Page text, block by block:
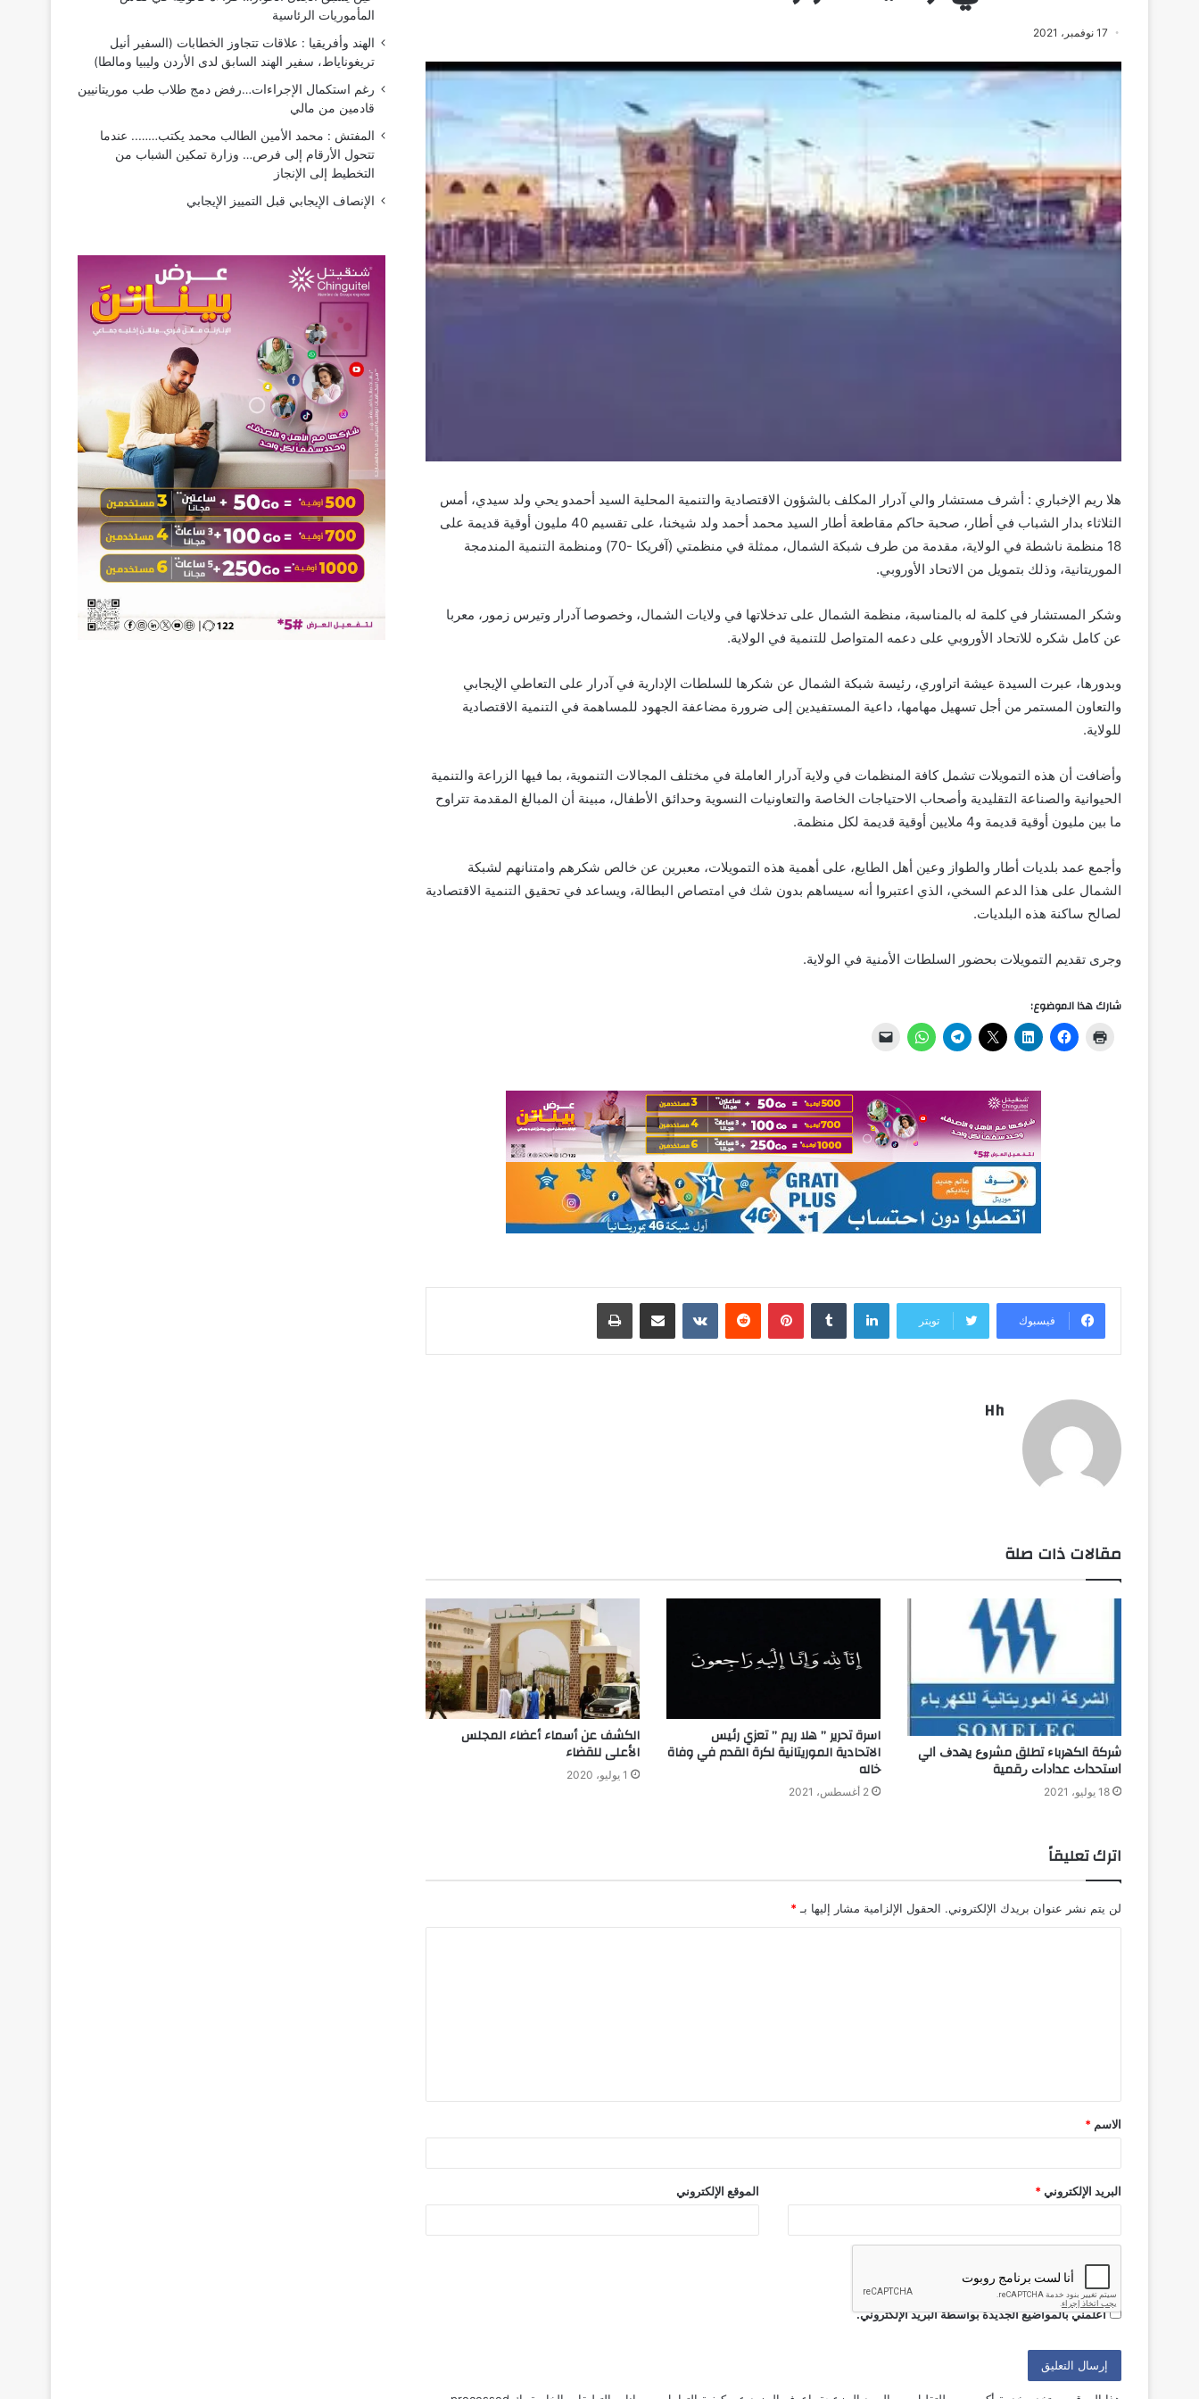
17 نوفمبر، 2021
هلا ريم الإخباري : أشرف مستشار والي آدرار المكلف بالشؤون الاقتصادية والتنمية المحلية السيد أحمدو يحي ولد سيدي، أمس
الثلاثاء بدار الشباب في أطار، صحبة حاكم مقاطعة أطار السيد محمد أحمد ولد شيخنا، على تقسيم 40 مليون أوقية قديمة على
18 منظمة ناشطة في الولاية، مقدمة من طرف شبكة الشمال، ممثلة في منظمتي (آفريكا -70) ومنظمة التنمية المندمجة
الموريتانية، وذلك بتمويل من الاتحاد الأوروبي.
وشكر المستشار في كلمة له بالمناسبة، منظمة الشمال على تدخلاتها في ولايات الشمال، وخصوصا آدرار وتيرس زمور، معربا
عن كامل شكره للاتحاد الأوروبي على دعمه المتواصل للتنمية في الولاية.
وبدورها، عبرت السيدة عيشة اتراوري، رئيسة شبكة الشمال عن شكرها للسلطات الإدارية في آدرار على التعاطي الإيجابي
والتعاون المستمر من أجل تسهيل مهامها، داعية المستفيدين إلى ضرورة مضاعفة الجهود للمساهمة في التنمية الاقتصادية
للولاية.
وأضافت أن هذه التمويلات تشمل كافة المنظمات في ولاية آدرار العاملة في مختلف المجالات التنموية، بما فيها الزراعة والتنمية
الحيوانية والصناعة التقليدية وأصحاب الاحتياجات الخاصة والتعاونيات النسوية وحدائق الأطفال، مبينة أن المبالغ المقدمة تتراوح
ما بين مليون أوقية قديمة و4 ملايين أوقية قديمة لكل منظمة.
وأجمع عمد بلديات أطار والطواز وعين أهل الطايع، على أهمية هذه التمويلات، معبرين عن خالص شكرهم وامتنانهم لشبكة
الشمال على هذا الدعم السخي، الذي اعتبروا أنه سيساهم بدون شك في امتصاص البطالة، ويساعد في تحقيق التنمية الاقتصادية
لصالح ساكنة هذه البلديات.
وجرى تقديم التمويلات بحضور السلطات الأمنية في الولاية.
شارك هذا الموضوع:
فيسبوك تويتر
لينكدإن بينتيريست مشاركة عبر البريد طباعة
Hh
مقالات ذات صلة
ﺷﺮﻛﺔ ﺍﻟﻜﻬﺮﺑﺎﺀ ﺗﻄﻠﻖ ﻣﺸﺮﻭﻉ ﻳﻬﺪﻑ ﺍﻟﻲ
ﺍﺳﺘﺤﺪﺍﺙ ﻋﺪﺍﺩﺍﺕ ﺭﻗﻤﻴﺔ
18 يوليو، 2021
اسرة تحرير ” هلا ريم ” تعزي رئيس
الاتحادية الموريتانية لكرة القدم في وفاة
خاله
2 أغسطس، 2021
الكشف عن أسماء أعضاء المجلس
الأعلى للقضاء
1 يوليو، 2020
اترك تعليقاً
لن يتم نشر عنوان بريدك الإلكتروني. الحقول الإلزامية مشار إليها بـ *
ق
*
الاسم *
البريد الإلكتروني * الموقع الإلكتروني
أعلمني بمتابعة التعليقات بواسطة البريد الإلكتروني.
أعلمني بالمواضيع الجديدة بواسطة البريد الإلكتروني.
المأموريات الرئاسية
الهند وأفريقيا : علاقات تتجاوز الخطابات (السفير أنيل
تريغوناياط، سفير الهند السابق لدى الأردن وليبيا ومالطا)
رغم استكمال الإجراءات…رفض دمج طلاب طب موريتانيين
قادمين من مالي
المفتش : محمد الأمين الطالب محمد يكتب…….. عندما
تتحول الأرقام إلى فرص… وزارة تمكين الشباب من
التخطيط إلى الإنجاز
الإنصاف الإيجابي قبل التمييز الإيجابي